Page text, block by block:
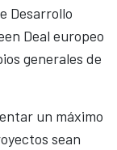
Desarrollo
Deal europeo
generales de
un máximo
sean